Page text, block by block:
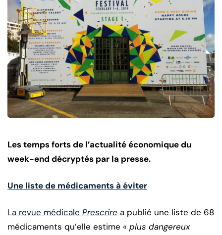
Les temps forts de l’actualité économique du
week-end décryptés par la presse.
Une liste de médicaments à éviter
La revue médicale Prescrire a publié une liste de 68
médicaments qu’elle estime « plus dangereux